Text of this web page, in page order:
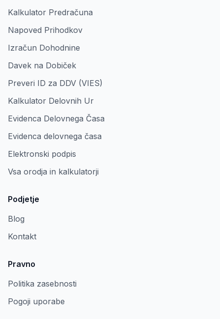
Kalkulator Predračuna
Napoved Prihodkov
Izračun Dohodnine
Davek na Dobiček
Preveri ID za DDV (VIES)
Kalkulator Delovnih Ur
Evidenca Delovnega Časa
Evidenca delovnega časa
Elektronski podpis
Vsa orodja in kalkulatorji
Podjetje
Blog
Kontakt
Pravno
Politika zasebnosti
Pogoji uporabe